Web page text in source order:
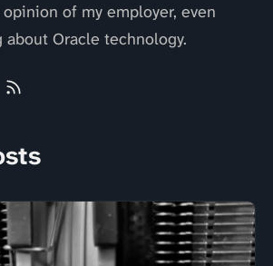
of my employer, even
Oracle technology.